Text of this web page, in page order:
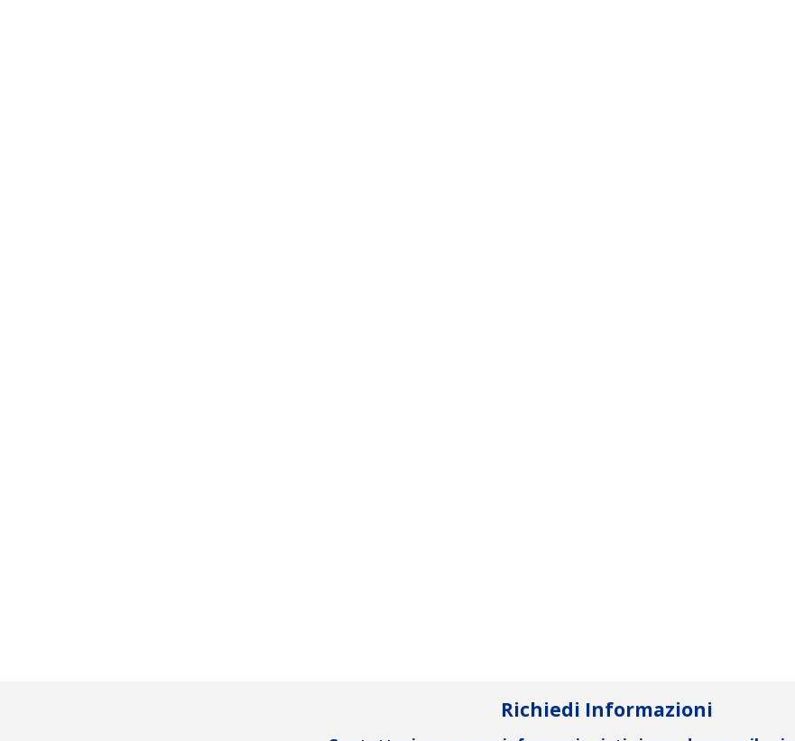
Richiedi Informazioni